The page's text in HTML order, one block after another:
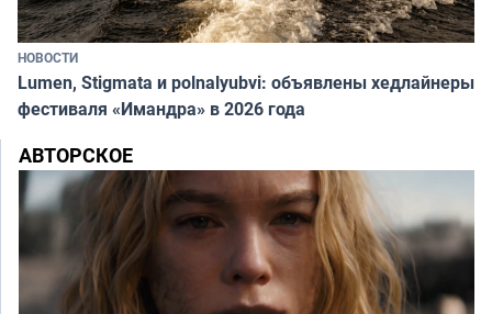
НОВОСТИ
Lumen, Stigmata и polnalyubvi: объявлены хедлайнеры
фестиваля «Имандра» в 2026 года
АВТОРСКОЕ